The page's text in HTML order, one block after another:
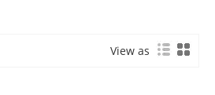
View as